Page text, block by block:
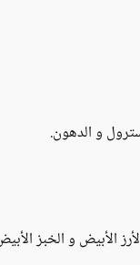
و الدهون.
الأبيض و الخبز